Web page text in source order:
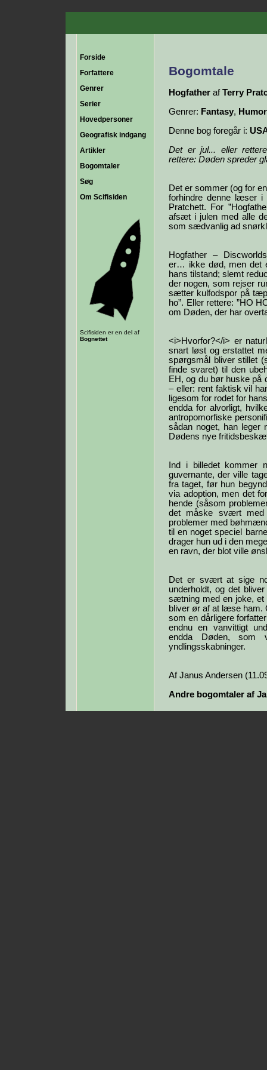
Forside
Forfattere
Genrer
Serier
Hovedpersoner
Geografisk indgang
Artikler
Bogomtaler
Søg
Om Scifisiden
Scifisiden er en del af
Bognettet
Bogomtale
Hogfather afTerry
Genrer: Fantasy,
Denne bog foregår i:
Det er jul... eller
rettere: Døden spreder
Det er sommer (og for
forhindre denne læser
Pratchett. For
afsæt i julen med alle
som sædvanlig ad
Hogfather –
er… ikke død, men det
hans tilstand; slemt
der nogen, som rejser
sætter kulfodspor på
ho”. Eller rettere: ”HO
om Døden, der har
<i>Hvorfor?</i> er
snart løst og erstattet
spørgsmål bliver stillet
finde svaret) til den
EH, og du bør huske på
– eller: rent faktisk vil
ligesom for rodet for
endda for alvorligt,
antropomorfiske
sådan noget, han leger
Dødens nye
Ind i billedet kommer
guvernante, der ville
fra taget, før hun
via adoption, men det
hende (såsom
det måske svært med
problemer med
til en noget speciel
drager hun ud i den
en ravn, der blot ville
Det er svært at sige
underholdt, og det
sætning med en joke, et
bliver ør af at læse ham.
som en dårligere
endnu en vanvittigt
endda Døden, som
yndlingsskabninger.
Af Janus Andersen
Andre bogomtaler af